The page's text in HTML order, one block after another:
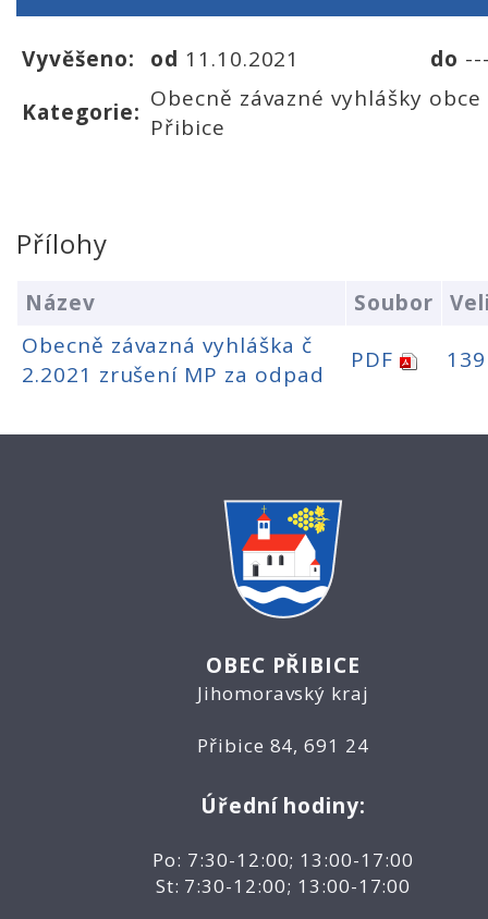
Vyvěšeno: od 11.10.2021 do
Kategorie: Obecně závazné vyhlášky obce
Přibice
Přílohy
Název Soubor
Obecně závazná vyhláška č
2.2021 zrušení MP za odpad
PDF
OBEC PŘIBICE
Jihomoravský kraj
Přibice 84, 691 24
Úřední hodiny:
Po: 7:30-12:00; 13:00-17:00
St: 7:30-12:00; 13:00-17:00